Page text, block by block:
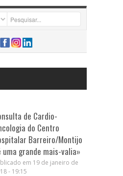
de Cardio-
do Centro
Barreiro/Montijo
uma grande mais-valia»
em 19 de janeiro de
- 19:15